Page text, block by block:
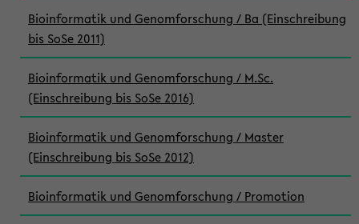
Bioinformatik und Genomforschung / Ba (Einschreibung
bis SoSe 2011)
Bioinformatik und Genomforschung / M.Sc.
(Einschreibung bis SoSe 2016)
Bioinformatik und Genomforschung / Master
(Einschreibung bis SoSe 2012)
Bioinformatik und Genomforschung / Promotion